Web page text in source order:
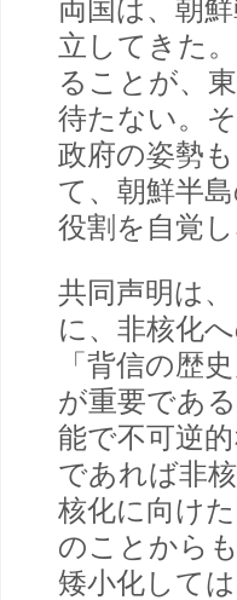
両国は、朝
立してきた
ることが、
待たない。
政府の姿勢
て、朝鮮半
役割を自覚
共同声明は
に、非核化
「背信の歴
が重要であ
能で不可逆
であれば非
核化に向け
のことから
矮小化して